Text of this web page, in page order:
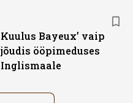
Kuulus Bayeux’ vaip
jõudis ööpimeduses
Inglismaale